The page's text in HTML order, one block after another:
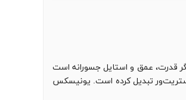
قدرت، عمق و استایل جسورانه است
تبدیل کرده است. یونیسکس